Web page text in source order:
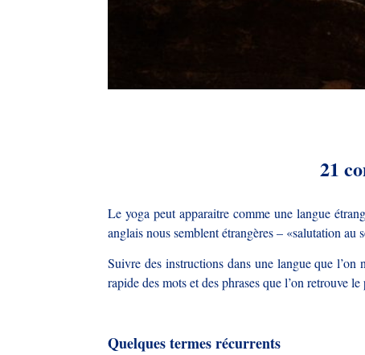
21
Le yoga peut apparaitre comme une langue
anglais nous semblent étrangères – «salutation
Suivre des instructions dans une langue que
rapide des mots et des phrases que l’on retrouve
Quelques termes récurrents